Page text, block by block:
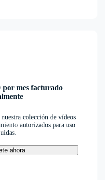
por mes facturado
colección de vídeos
autorizados para uso
ahora